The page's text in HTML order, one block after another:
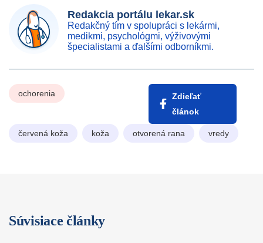
Redakcia portálu lekar.sk
Redakčný tím v spolupráci s lekármi,
medikmi, psychológmi, výživovými
špecialistami a ďalšími odborníkmi.
ochorenia
Zdieľať
článok
červená koža koža otvorená rana vredy
Súvisiace články